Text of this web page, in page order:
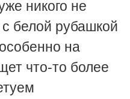
никого не
белой рубашкой
на
что-то более